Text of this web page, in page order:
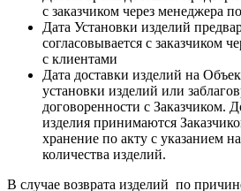
с заказчиком через менеджера
Дата Установки изделий
согласовывается с заказчиком
с клиентами
Дата доставки изделий на
установки изделий или
договоренности с Заказчиком.
изделия принимаются
хранение по акту с указанием
количества изделий.
В случае возврата изделий по